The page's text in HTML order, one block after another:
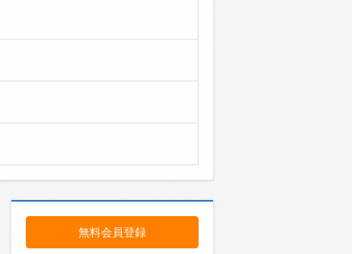
無料会員登録